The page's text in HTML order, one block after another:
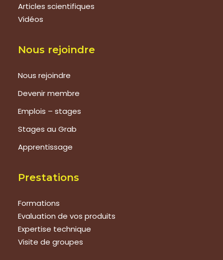
Articles scientifiques
Vidéos
Nous rejoindre
Nous rejoindre
Devenir membre
Emplois – stages
Stages au Grab
Apprentissage
Prestations
Formations
Evaluation de vos produits
Expertise technique
Visite de groupes